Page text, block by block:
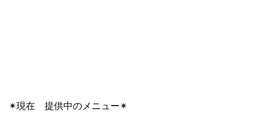
✴︎現在 提供中のメニュー✴︎